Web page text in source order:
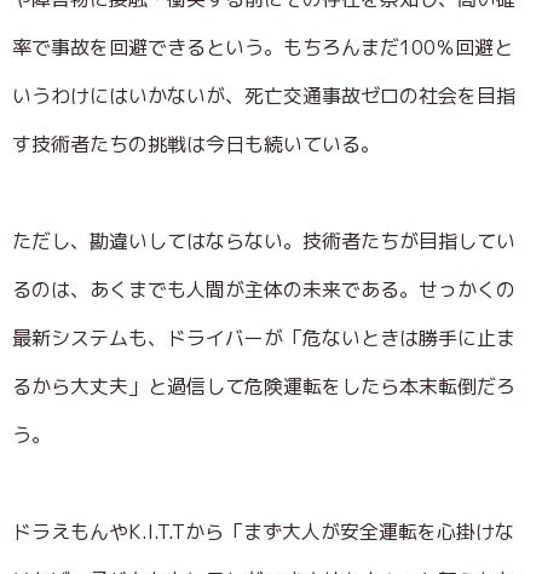
率で事故を回避できるという。もちろんまだ100％回避と
いうわけにはいかないが、死亡交通事故ゼロの社会を目指
す技術者たちの挑戦は今日も続いている。
ただし、勘違いしてはならない。技術者たちが目指してい
るのは、あくまでも人間が主体の未来である。せっかくの
最新システムも、ドライバーが「危ないときは勝手に止ま
るから大丈夫」と過信して危険運転をしたら本末転倒だろ
う。
ドラえもんやK.I.T.Tから「まず大人が安全運転を心掛けな